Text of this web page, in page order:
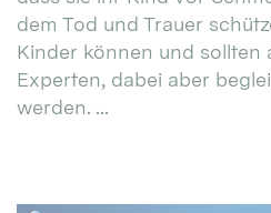
dem Tod und Trauer
Kinder können und sollten
Experten, dabei aber
werden. ...